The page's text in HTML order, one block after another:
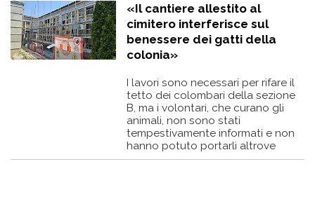
«Il cantiere allestito al
cimitero interferisce sul
benessere dei gatti della
colonia»
I lavori sono necessari per rifare il
tetto dei colombari della sezione
B, ma i volontari, che curano gli
animali, non sono stati
tempestivamente informati e non
hanno potuto portarli altrove